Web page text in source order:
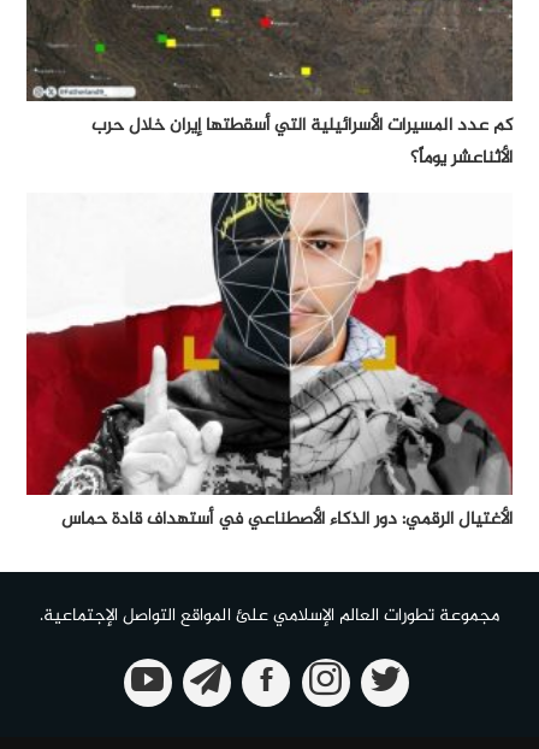
كم عدد المسيرات الأسرائيلية التي أسقطتها إيران خلال حرب
الأثناعشر يوماً؟
الأغتيال الرقمي: دور الذكاء الأصطناعي في أستهداف قادة حماس
مجموعة تطورات العالم الإسلامي علئ المواقع التواصل الإجتماعية.